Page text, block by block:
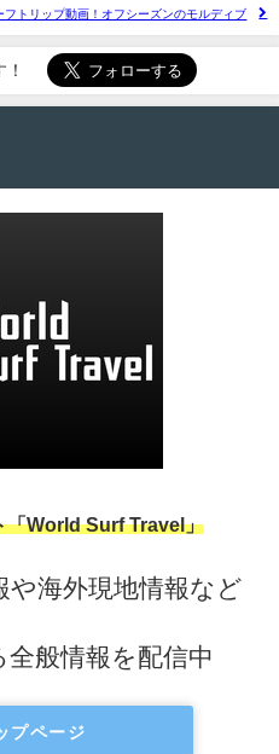
フトリップ動画！オフシーズンのモルディブ
「World Surf Travel」
海外現地情報など
般情報を配信中
プページ